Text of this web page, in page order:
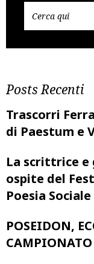
Posts Recenti
Trascorri
di Paestum e
La scrittrice e
ospite del
Poesia Sociale
POSEIDON,